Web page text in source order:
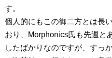
す。
個人的にもこの御二方とは長
おり、Morphonics氏も先週と
したばかりなのですが、すっ